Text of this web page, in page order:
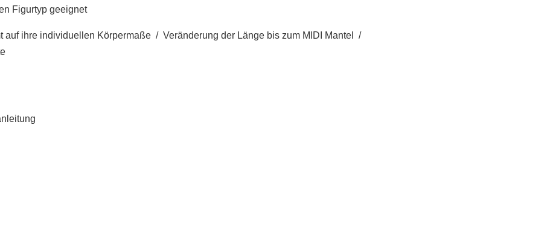
Figurtyp geeignet
auf ihre individuellen Körpermaße / Veränderung der Länge bis zum MIDI Mantel /